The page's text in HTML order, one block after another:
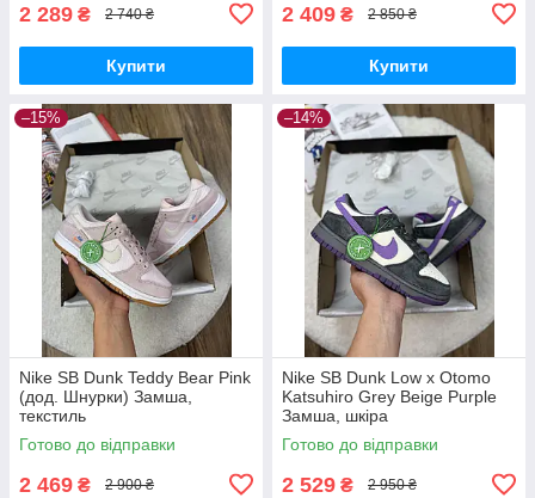
2 289 ₴ 2 740 ₴
Купити
2 409 ₴ 2 850 ₴
Купити
–15%
Nike SB Dunk Teddy Bear Pink
(дод. Шнурки) Замша,
текстиль
Готово до відправки
2 469 ₴ 2 900 ₴
–14%
Nike SB Dunk Low x Otomo
Katsuhiro Grey Beige Purple
Замша, шкіра
Готово до відправки
2 529 ₴ 2 950 ₴